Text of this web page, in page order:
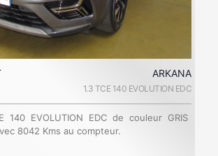
ARKANA
1.3 TCE 140 EVOLUTION EDC
140 EVOLUTION EDC de couleur GRIS
8042 Kms au compteur.